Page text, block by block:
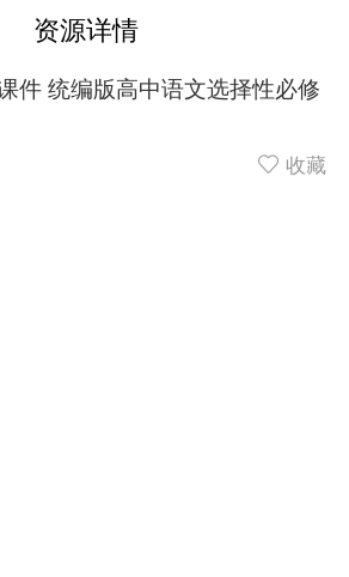
资源详情
件 统编版高中语文选择性必修
收藏